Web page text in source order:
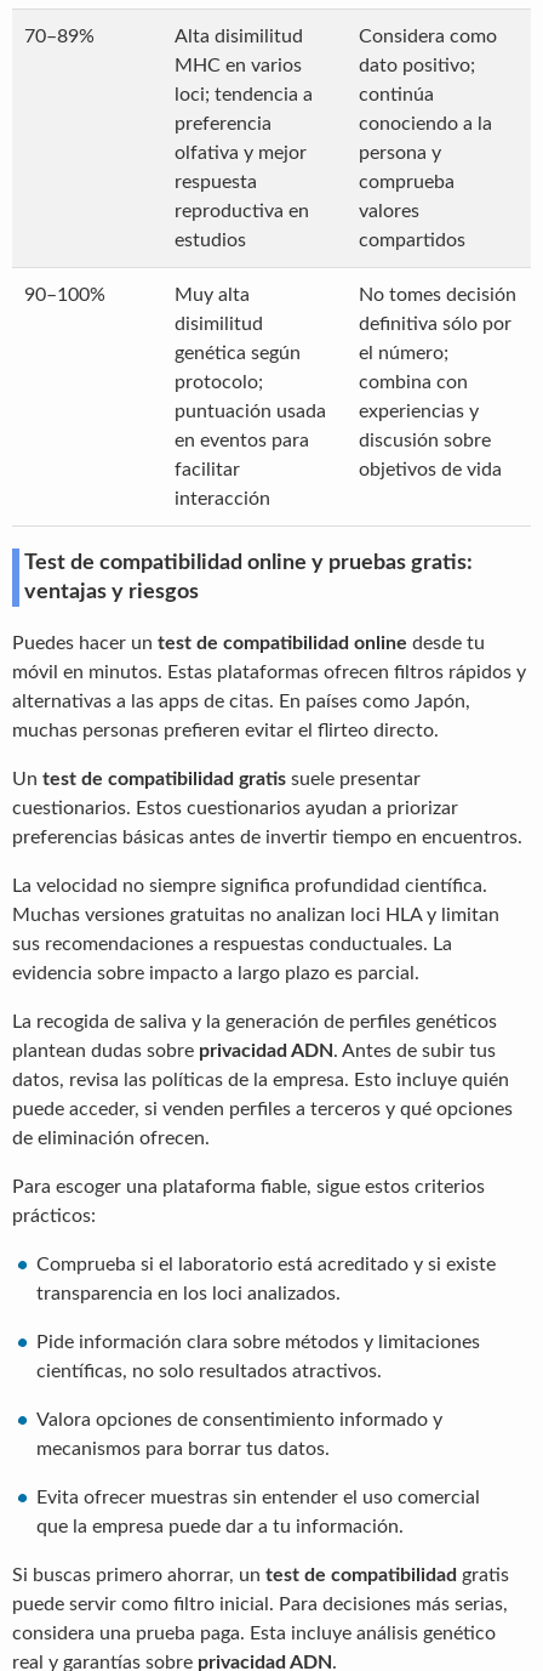
70–89%
Alta disimilitud
MHC en varios
loci; tendencia a
preferencia
olfativa y mejor
respuesta
reproductiva en
estudios
Considera como
dato positivo;
continúa
conociendo a la
persona y
comprueba
valores
compartidos
90–100%
Muy alta
disimilitud
genética según
protocolo;
puntuación usada
en eventos para
facilitar
interacción
No tomes decisión
definitiva sólo por
el número;
combina con
experiencias y
discusión sobre
objetivos de vida
Test de compatibilidad online y pruebas gratis:
ventajas y riesgos
Puedes hacer un test de compatibilidad online desde tu
móvil en minutos. Estas plataformas ofrecen filtros rápidos y
alternativas a las apps de citas. En países como Japón,
muchas personas prefieren evitar el flirteo directo.
Un test de compatibilidad gratis suele presentar
cuestionarios. Estos cuestionarios ayudan a priorizar
preferencias básicas antes de invertir tiempo en encuentros.
La velocidad no siempre significa profundidad científica.
Muchas versiones gratuitas no analizan loci HLA y limitan
sus recomendaciones a respuestas conductuales. La
evidencia sobre impacto a largo plazo es parcial.
La recogida de saliva y la generación de perfiles genéticos
plantean dudas sobre privacidad ADN. Antes de subir tus
datos, revisa las políticas de la empresa. Esto incluye quién
puede acceder, si venden perfiles a terceros y qué opciones
de eliminación ofrecen.
Para escoger una plataforma fiable, sigue estos criterios
prácticos:
Comprueba si el laboratorio está acreditado y si existe
transparencia en los loci analizados.
Pide información clara sobre métodos y limitaciones
científicas, no solo resultados atractivos.
Valora opciones de consentimiento informado y
mecanismos para borrar tus datos.
Evita ofrecer muestras sin entender el uso comercial
que la empresa puede dar a tu información.
Si buscas primero ahorrar, un test de compatibilidad gratis
puede servir como filtro inicial. Para decisiones más serias,
considera una prueba paga. Esta incluye análisis genético
real y garantías sobre privacidad ADN.